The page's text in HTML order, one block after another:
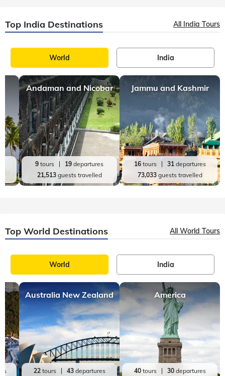
Top India Destinations All India Tours
World India
Andaman and Nicobar
9 tours 19 departures
21,513guests travelled
Jammu and Kashmir
16tours 31departures
73,033guests travelled
Top World Destinations All World Tours
World India
Australia New Zealand
22tours 43departures
America
40tours 30departures